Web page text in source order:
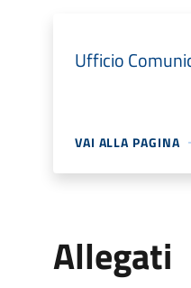
Ufficio
VAI ALLA PAGINA
Allegati